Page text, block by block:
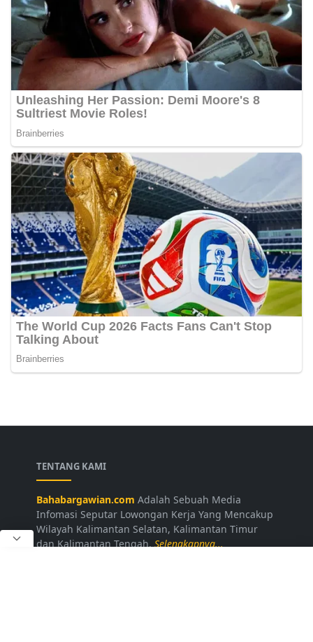
TENTANG KAMI
Bahabargawian.com Adalah Sebuah Media
Infomasi Seputar Lowongan Kerja Yang Mencakup
Wilayah Kalimantan Selatan, Kalimantan Timur
dan Kalimantan Tengah.Selengkapnya...